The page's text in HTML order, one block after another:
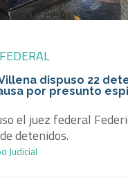
dispuso 22
por presunto
el juez federal
detenidos.
Judicial